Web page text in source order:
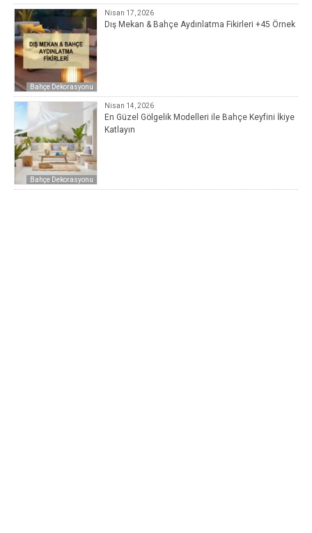
Bahçe Dekorasyonu
Nisan 17, 2026
Dış Mekan & Bahçe Aydınlatma Fikirleri +45 Örnek
Bahçe Dekorasyonu
Nisan 14, 2026
En Güzel Gölgelik Modelleri ile Bahçe Keyfini İkiye
Katlayın